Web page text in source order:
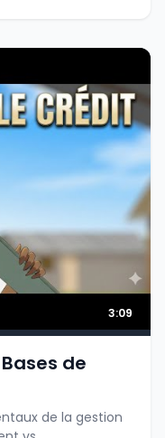
3:09
de
de la gestion